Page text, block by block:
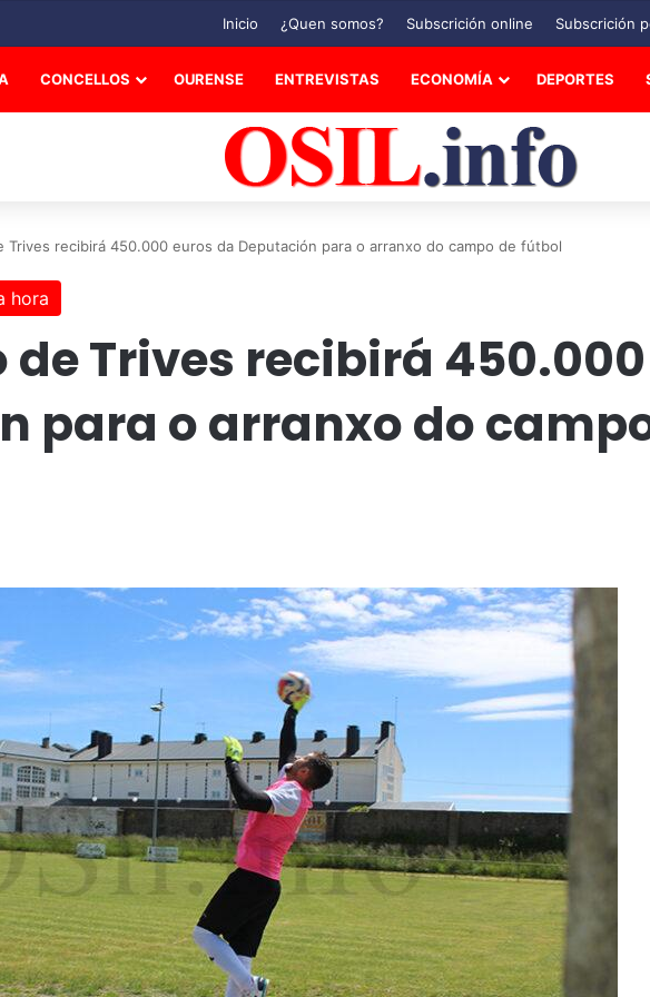
Inicio ¿Quen somos? Subscrición online Subscrición
CONCELLOS OURENSE ENTREVISTAS ECONOMÍA DEPORTES
Trives recibirá 450.000 euros da Deputación para o arranxo do campo de fútbol
hora
de Trives recibirá
para o arranxo do